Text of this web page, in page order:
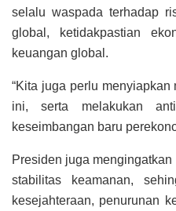
selalu waspada terhadap
global, ketidakpastian
keuangan global.
“Kita juga perlu
ini, serta melakukan
keseimbangan baru
Presiden juga
stabilitas keamanan,
kesejahteraan, penurunan